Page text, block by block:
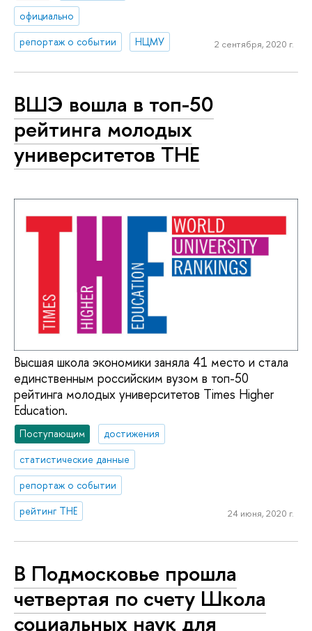
официально
репортаж о событии
НЦМУ 2 сентября, 2020 г.
ВШЭ вошла в топ-50
рейтинга молодых
университетов ТНЕ
Высшая школа экономики заняла 41 место и стала
единственным российским вузом в топ-50
рейтинга молодых университетов Times Higher
Education.
Поступающим
достижения
статистические данные
репортаж о событии
рейтинг THE
24 июня, 2020 г.
В Подмосковье прошла
четвертая по счету Школа
социальных наук для